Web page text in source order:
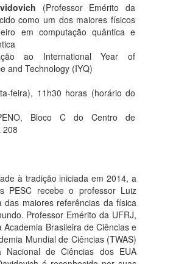
(Professor Emérito da
como um dos maiores físicos
em computação quântica e
ao International Year of
and Technology (IYQ)
feira), 11h30 horas (horário do
Bloco C do Centro de
208
à tradição iniciada em 2014, a
PESC recebe o professor Luiz
das maiores referências da física
Professor Emérito da UFRJ,
Academia Brasileira de Ciências e
Mundial de Ciências (TWAS)
Nacional de Ciências dos EUA